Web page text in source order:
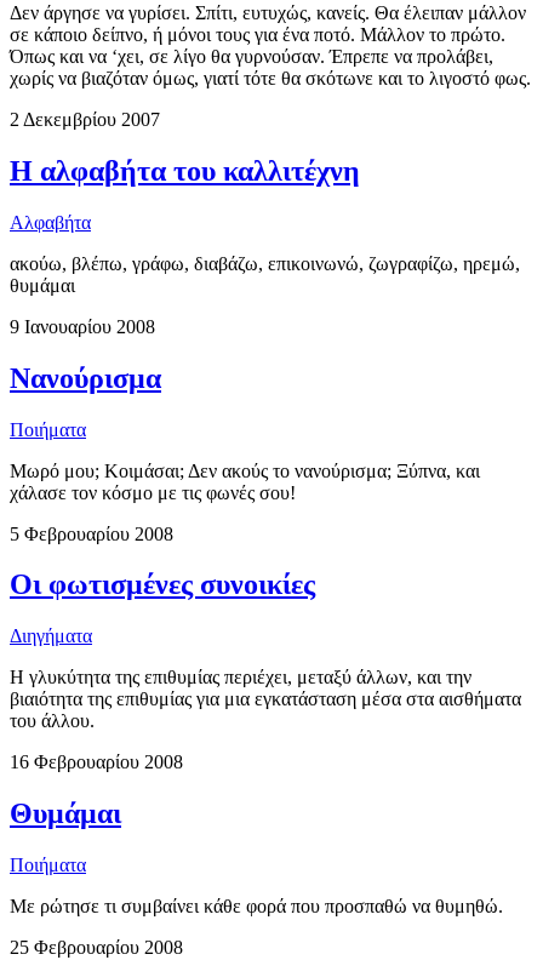
Δεν άργησε να γυρίσει. Σπίτι, ευτυχώς, κανείς. Θα έλειπαν μάλλον
σε κάποιο δείπνο, ή μόνοι τους για ένα ποτό. Μάλλον το πρώτο.
Όπως και να ‘χει, σε λίγο θα γυρνούσαν. Έπρεπε να προλάβει,
χωρίς να βιαζόταν όμως, γιατί τότε θα σκότωνε και το λιγοστό φως.
2 Δεκεμβρίου 2007
Η αλφαβήτα του καλλιτέχνη
Αλφαβήτα
ακούω, βλέπω, γράφω, διαβάζω, επικοινωνώ, ζωγραφίζω, ηρεμώ,
θυμάμαι
9 Ιανουαρίου 2008
Νανούρισμα
Ποιήματα
Μωρό μου; Κοιμάσαι; Δεν ακούς το νανούρισμα; Ξύπνα, και
χάλασε τον κόσμο με τις φωνές σου!
5 Φεβρουαρίου 2008
Οι φωτισμένες συνοικίες
Διηγήματα
Η γλυκύτητα της επιθυμίας περιέχει, μεταξύ άλλων, και την
βιαιότητα της επιθυμίας για μια εγκατάσταση μέσα στα αισθήματα
του άλλου.
16 Φεβρουαρίου 2008
Θυμάμαι
Ποιήματα
Με ρώτησε τι συμβαίνει κάθε φορά που προσπαθώ να θυμηθώ.
25 Φεβρουαρίου 2008